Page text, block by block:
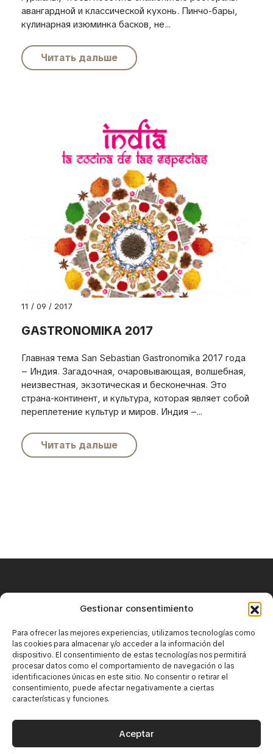
Gestionar consentimiento
Para ofrecer las mejores experiencias, utilizamos tecnologías como
las cookies para almacenar y/o acceder a la información del
dispositivo. El consentimiento de estas tecnologías nos permitirá
procesar datos como el comportamiento de navegación o las
identificaciones únicas en este sitio. No consentir o retirar el
consentimiento, puede afectar negativamente a ciertas
características y funciones.
Aceptar
авангардной и классической кухонь. Пинчо-бары,
кулинарная изюминка басков, не...
Читать дальше
11 / 09 / 2017
GASTRONOMIKA 2017
Главная тема San Sebastian Gastronomika 2017 года
– Индия. Загадочная, очаровывающая, волшебная,
неизвестная, экзотическая и бесконечная. Это
страна-континент, и культура, которая являет собой
переплетение культур и миров. Индия –...
Читать дальше
+34 671 25 18 43
contact@mirbaskov.com
Политика конфиденциальности